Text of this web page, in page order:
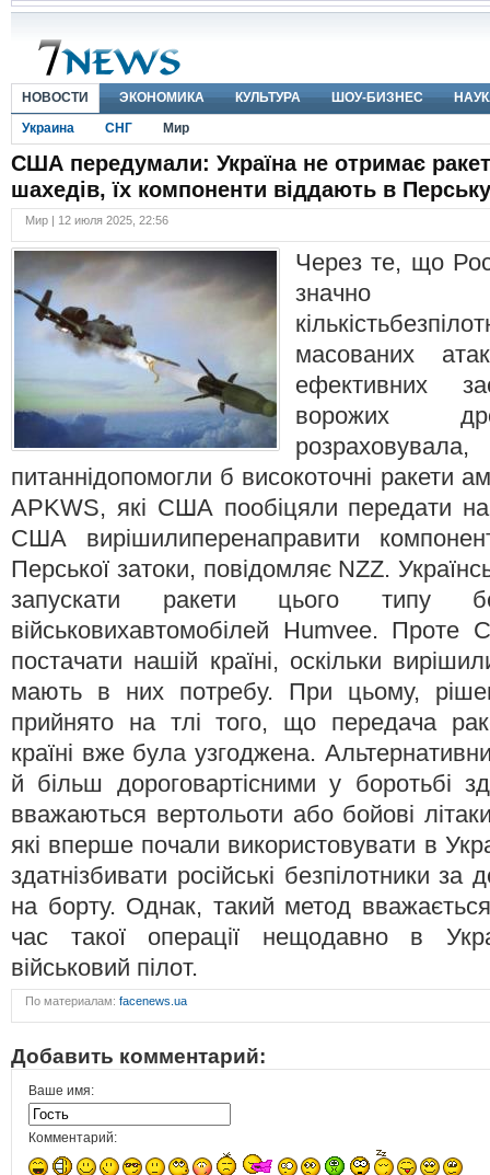
НОВОСТИ ЭКОНОМИКА КУЛЬТУРА ШОУ-БИЗНЕС
Украина
СНГ Мир
США передумали: Україна не отримає
шахедів, їх компоненти віддають в
Мир | 12 июля 2025, 22:56
Через те, що
значно
масованих
ефективних
ворожих
питаннідопомогли б високоточні ракети
APKWS, які США пообіцяли передати
США вирішилиперенаправити
Перської затоки, повідомляє NZZ.
запускати ракети цього типу
військовихавтомобілей Humvee.
постачати нашій країні, оскільки
мають в них потребу. При цьому,
прийнято на тлі того, що передача
країні вже була узгоджена.
й більш дороговартісними у боротьбі
вважаються вертольоти або бойові
які вперше почали використовувати в
здатнізбивати російські безпілотники
на борту. Однак, такий метод
час такої операції нещодавно в
військовий пілот.
По материалам: facenews.ua
Добавить комментарий:
Ваше имя:
Комментарий: